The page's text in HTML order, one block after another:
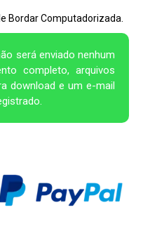
Bordar Computadorizada.
será enviado nenhum
completo, arquivos
download e um e-mail